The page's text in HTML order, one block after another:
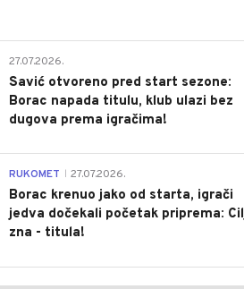
27.07.2026.
Savić otvoreno pred start sezone:
Borac napada titulu, klub ulazi bez
dugova prema igračima!
RUKOMET 27.07.2026.
Borac krenuo jako od starta, igrači
jedva dočekali početak priprema:
zna - titula!